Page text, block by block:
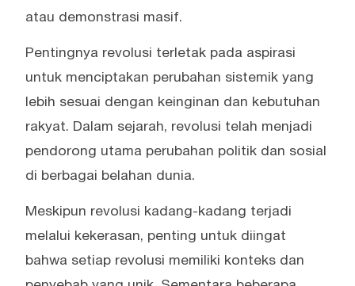
atau demonstrasi masif.
Pentingnya revolusi terletak pada aspirasi
untuk menciptakan perubahan sistemik yang
lebih sesuai dengan keinginan dan kebutuhan
rakyat. Dalam sejarah, revolusi telah menjadi
pendorong utama perubahan politik dan sosial
di berbagai belahan dunia.
Meskipun revolusi kadang-kadang terjadi
melalui kekerasan, penting untuk diingat
bahwa setiap revolusi memiliki konteks dan